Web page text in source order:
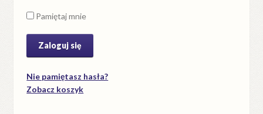
Pamiętaj mnie
Nie pamiętasz hasła?
Zobacz koszyk